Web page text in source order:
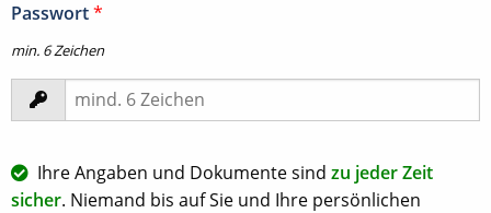
Passwort*
min. 6 Zeichen
Ihre Angaben und Dokumente sind zu jeder Zeit
sicher. Niemand bis auf Sie und Ihre persönlichen